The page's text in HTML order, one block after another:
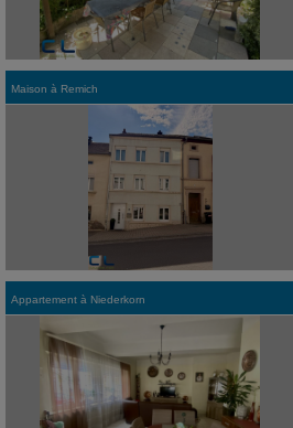
Maison à Remich
Appartement à Niederkorn